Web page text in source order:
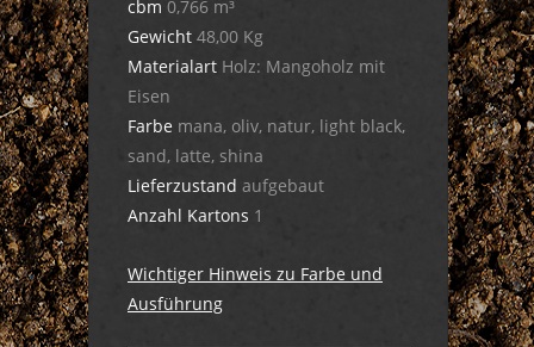
cbm 0,766 m³
Gewicht 48,00 Kg
Materialart Holz: Mangoholz mit
Eisen
Farbe mana, oliv, natur, light black,
sand, latte, shina
Lieferzustand aufgebaut
Anzahl Kartons 1
Wichtiger Hinweis zu Farbe und
Ausführung